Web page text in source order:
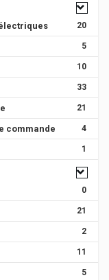
20
5
10
33
21
commande 4
1
0
21
2
11
5